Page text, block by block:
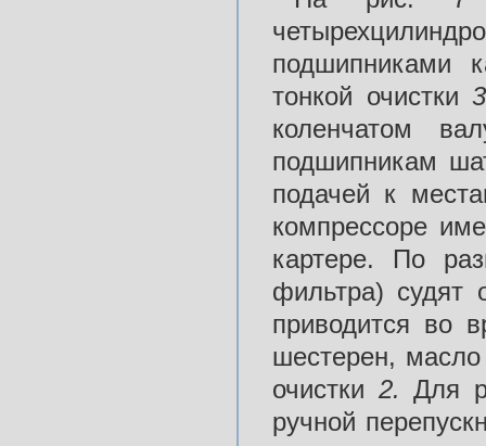
подшипниками
тонкой очистки
коленчатом
подшипникам
подачей к
компрессоре
картере. По
фильтра) судят
приводится во
шестерен, масло
очистки 2.Для
ручной